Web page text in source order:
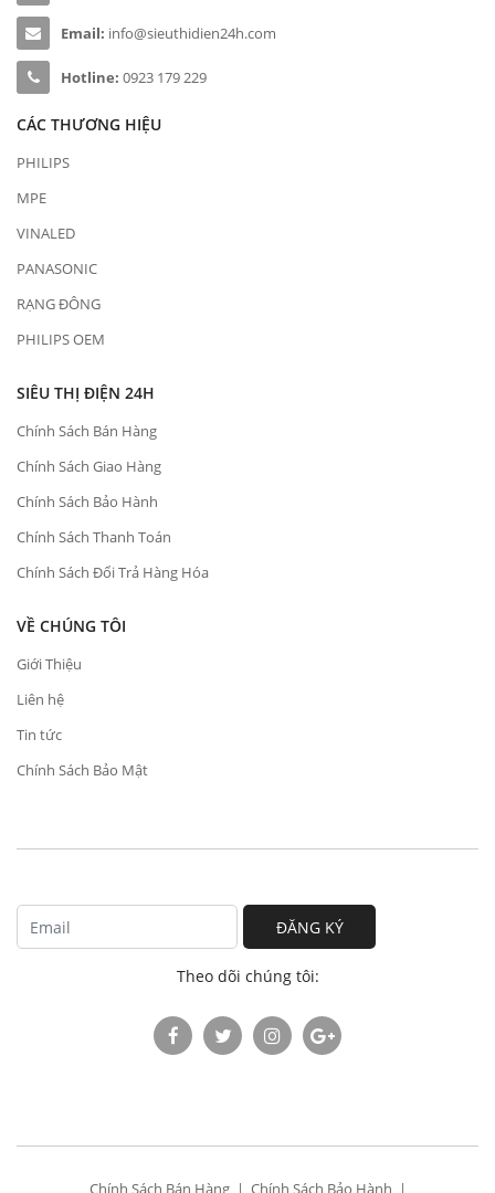
Email: info@sieuthidien24h.com
Hotline: 0923 179 229
CÁC THƯƠNG HIỆU
PHILIPS
MPE
VINALED
PANASONIC
RẠNG ĐÔNG
PHILIPS OEM
SIÊU THỊ ĐIỆN 24H
Chính Sách Bán Hàng
Chính Sách Giao Hàng
Chính Sách Bảo Hành
Chính Sách Thanh Toán
Chính Sách Đổi Trả Hàng Hóa
VỀ CHÚNG TÔI
Giới Thiệu
Liên hệ
Tin tức
Chính Sách Bảo Mật
ĐĂNG KÝ
Theo dõi chúng tôi:
Chính Sách Bán Hàng Chính Sách Bảo Hành